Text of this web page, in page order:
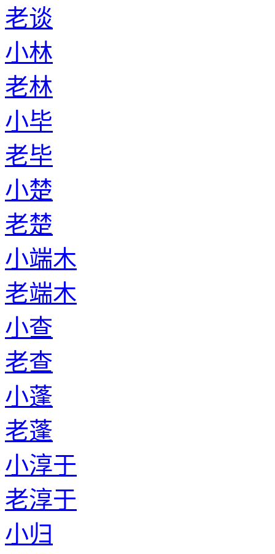
老谈
小林
老林
小毕
老毕
小楚
老楚
小端木
老端木
小查
老查
小蓬
老蓬
小淳于
老淳于
小归